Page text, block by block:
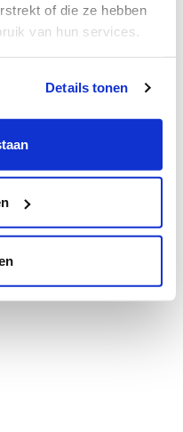
of die ze hebben
van hun services.
Details tonen